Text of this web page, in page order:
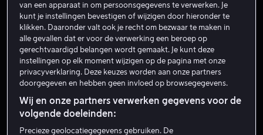
Johan Hafezi
Acteur
van een apparaat in om persoonsgegevens te verwerken. Je
kunt je instellingen bevestigen of wijzigen door hieronder te
klikken. Daaronder valt ook je recht om bezwaar te maken in
alle gevallen dat er voor de verwerking een beroep op
gerechtvaardigd belangen wordt gemaakt. Je kunt deze
instellingen op elk moment wijzigen op de pagina met onze
privacyverklaring. Deze keuzes worden aan onze partners
doorgegeven en hebben geen invloed op browsegegevens.
Wij en onze partners verwerken gegevens voor de
volgende doeleinden:
Precieze geolocatiegegevens gebruiken. De